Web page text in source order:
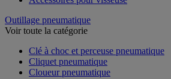
Outillage pneumatique
Voir toute la catégorie
Clé à choc et perceuse pneumatique
Cliquet pneumatique
Cloueur pneumatique